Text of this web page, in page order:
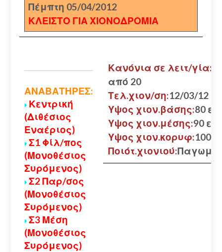
Πέμπτη 05/04/2012
ΚΛΕΙΣΤΟ ΓΙΑ ΧΙΟΝΟΔΡΟΜΙΑ
ΑΝΑΒΑΤΗΡΕΣ:
Κεντρική
(Διθέσιος
Εναέριος)
Σ1 Φίλ/πος
(Μονοθέσιος
Συρόμενος)
Σ2 Παρ/σος
(Μονοθέσιος
Συρόμενος)
Σ3 Μέση
(Μονοθέσιος
Συρόμενος)
Κανόνια σε λειτ/γία:
από 20
Τελ.χιον/ση:12/03/12
Υψος χιον.βάσης:80 εκ.
Υψος χιον.μέσης:90 εκ.
Υψος χιον.κορυφ:100
Ποιότ.χιονιού: